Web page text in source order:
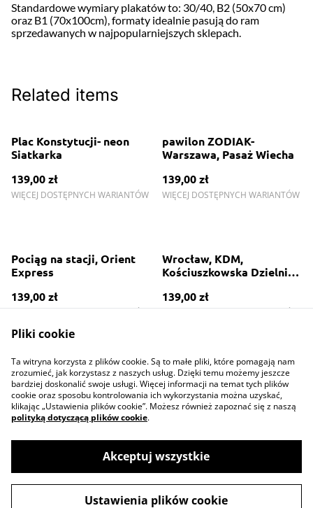
Standardowe wymiary plakatów to: 30/40, B2 (50x70 cm)
oraz B1 (70x100cm), formaty idealnie pasują do ram
sprzedawanych w najpopularniejszych sklepach.
Related items
Plac Konstytucji- neon
Siatkarka
139,00 zł
WIĘCEJ DOSTĘPNYCH WARIANTÓW
pawilon ZODIAK-
Warszawa, Pasaż Wiecha
139,00 zł
WIĘCEJ DOSTĘPNYCH WARIANTÓW
Pociąg na stacji, Orient
Express
139,00 zł
WIĘCEJ DOSTĘPNYCH WARIANTÓW
Wrocław, KDM,
Kościuszkowska Dzielnica
kawowy
139,00 zł
WIĘCEJ DOSTĘPNYCH WARIANTÓW
Contact Us
Privacy Policy
Cookie Policy
Pliki cookie
Ta witryna korzysta z plików cookie. Są to małe pliki, które pomagają nam
zrozumieć, jak korzystasz z naszych usług. Dzięki temu możemy jeszcze
bardziej doskonalić swoje usługi. Więcej informacji na temat tych plików
cookie oraz sposobu kontrolowania ich wykorzystania można uzyskać,
klikając „Ustawienia plików cookie”. Możesz również zapoznać się z naszą
polityką dotyczącą plików cookie.
Akceptuj wszystkie
Ustawienia plików cookie